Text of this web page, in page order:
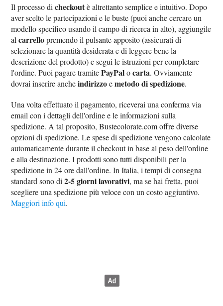
Il processo dicheckoutè altrettanto semplice e intuitivo. Dopo
aver scelto le partecipazioni e le buste (puoi anche cercare un
modello specifico usando il campo di ricerca in alto), aggiungile
alcarrellopremendo il pulsante apposito (assicurati di
selezionare la quantità desiderata e di leggere bene la
descrizione del prodotto) e segui le istruzioni per completare
l'ordine. Puoi pagare tramitePayPalocarta. Ovviamente
dovrai inserire ancheindirizzoemetodo di spedizione.
Una volta effettuato il pagamento, riceverai una conferma via
email con i dettagli dell'ordine e le informazioni sulla
spedizione. A tal proposito, Bustecolorate.com offre diverse
opzioni di spedizione. Le spese di spedizione vengono calcolate
automaticamente durante il checkout in base al peso dell'ordine
e alla destinazione. I prodotti sono tutti disponibili per la
spedizione in 24 ore dall'ordine. In Italia, i tempi di consegna
standard sono di2-5 giorni lavorativi, ma se hai fretta, puoi
scegliere una spedizione più veloce con un costo aggiuntivo.
Maggiori info qui.